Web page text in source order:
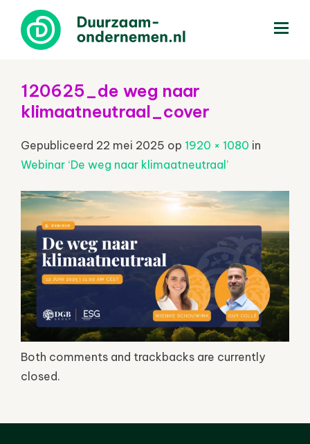
120625_de weg naar
klimaatneutraal_cover
Gepubliceerd 22 mei 2025 op 1920 × 1080 in
Webinar ‘De weg naar klimaatneutraal’
Both comments and trackbacks are currently
closed.